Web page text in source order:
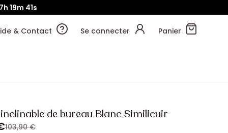
19m 40s
& Contact Se connecter Panier
de bureau Blanc Similicuir
103,90 €